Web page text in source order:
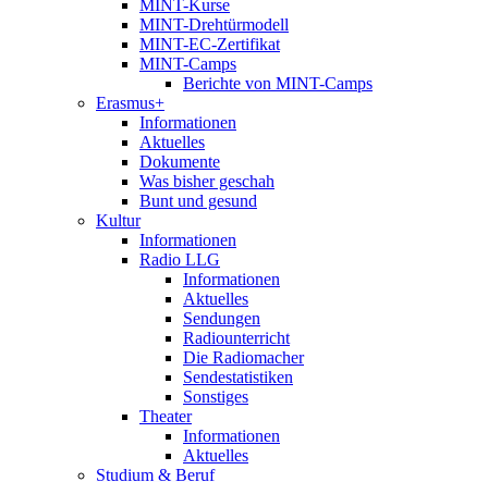
MINT-Kurse
MINT-Drehtürmodell
MINT-EC-Zertifikat
MINT-Camps
Berichte von MINT-Camps
Erasmus+
Informationen
Aktuelles
Dokumente
Was bisher geschah
Bunt und gesund
Kultur
Informationen
Radio LLG
Informationen
Aktuelles
Sendungen
Radiounterricht
Die Radiomacher
Sendestatistiken
Sonstiges
Theater
Informationen
Aktuelles
Studium & Beruf